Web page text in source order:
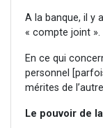
A la banque, il y
« compte joint ».
En ce qui
personnel
mérites de
Le pouvoir de